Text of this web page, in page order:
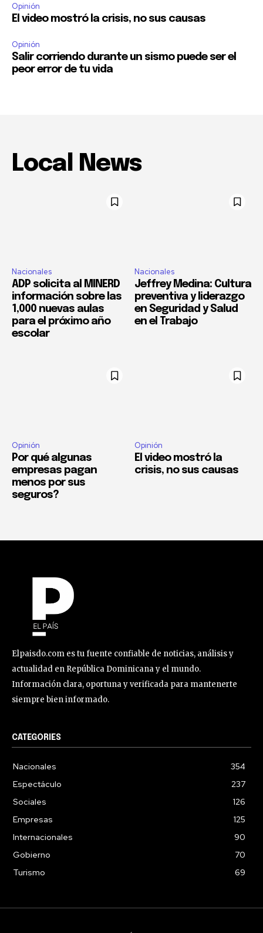
Opinión
El video mostró la crisis, no sus causas
Opinión
Salir corriendo durante un sismo puede ser el
peor error de tu vida
Local News
Nacionales
ADP solicita al MINERD
información sobre las
1,000 nuevas aulas
para el próximo año
escolar
Nacionales
Jeffrey Medina: Cultura
preventiva y liderazgo
en Seguridad y Salud
en el Trabajo
Opinión
Por qué algunas
empresas pagan
menos por sus
seguros?
Opinión
El video mostró la
crisis, no sus causas
Elpaisdo.com es tu fuente confiable de noticias, análisis y
actualidad en República Dominicana y el mundo.
Información clara, oportuna y verificada para mantenerte
siempre bien informado.
CATEGORIES
Nacionales
354
Espectáculo
237
Sociales
126
Empresas
125
Internacionales
90
Gobierno
70
Turismo
69